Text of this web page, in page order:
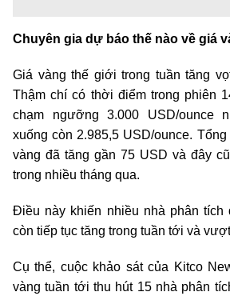
Chuyên gia dự báo thế nào về giá
Giá vàng thế giới trong tuần tăng
Thậm chí có thời điểm trong phiên
chạm ngưỡng 3.000 USD/ounce
xuống còn 2.985,5 USD/ounce.
vàng đã tăng gần 75 USD và đây
trong nhiều tháng qua.
Điều này khiến nhiều nhà phân
còn tiếp tục tăng trong tuần tới và
Cụ thể, cuộc khảo sát của Kitco
vàng tuần tới thu hút 15 nhà phân